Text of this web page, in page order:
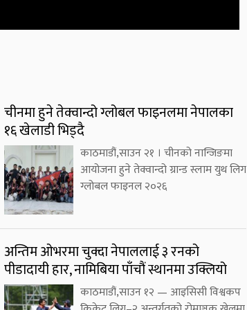
चीनमा हुने तेक्वान्दो ग्लोबल फाइनलमा नेपालका
१६ खेलाडी भिड्दै
काठमाडौं,साउन २१ । चीनको नान्जिङमा
आयोजना हुने तेक्वान्दो ग्रान्ड स्लाम युथ लिग
ग्लोबल फाइनल २०२६
अन्तिम ओभरमा चुक्दा नेपाललाई ३ रनको
पीडादायी हार, नामिबिया पाँचौं स्थानमा उक्लियो
काठमाडौं,साउन १२ — आइसिसी विश्वकप